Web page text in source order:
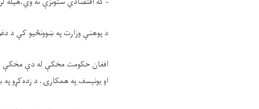
د پوهنې وزارت په ښوونځیو کې د
افغان حکومت مخکې له دې مخکې د
او یونېسف په همکارۍ، د زده‌کړو